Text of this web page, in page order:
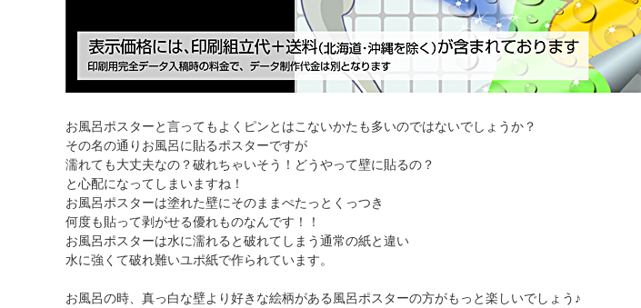
お風呂ポスターと言ってもよくピンとはこないかたも多いのではないでしょうか？
その名の通りお風呂に貼るポスターですが
濡れても大丈夫なの？破れちゃいそう！どうやって壁に貼るの？
と心配になってしまいますね！
お風呂ポスターは塗れた壁にそのままぺたっとくっつき
何度も貼って剥がせる優れものなんです！！
お風呂ポスターは水に濡れると破れてしまう通常の紙と違い
水に強くて破れ難いユポ紙で作られています。
お風呂の時、真っ白な壁より好きな絵柄がある風呂ポスターの方がもっと楽しいでしょう♪